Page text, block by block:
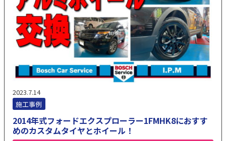
2023.7.14
施工事例
2014年式フォードエクスプローラー1FMHK8におすす
めのカスタムタイヤとホイール！